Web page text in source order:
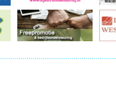
Ouderen
Politieke Partijen